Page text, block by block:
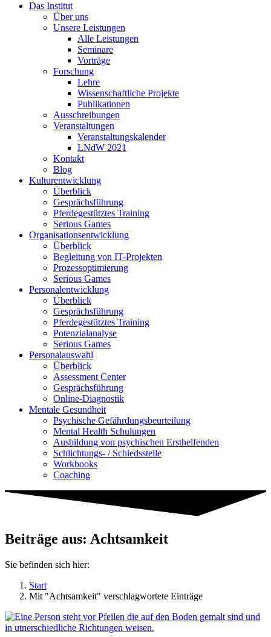
Das Institut
Über uns
Unsere Leistungen
Alle Leistungen
Seminare
Vorträge
Forschung
Lehre
Wissenschaftliche Projekte
Publikationen
Ausschreibungen
Veranstaltungen
Veranstaltungskalender
LNdW 2021
Kontakt
Blog
Kulturentwicklung
Überblick
Gesprächsführung
Pferdegestütztes Training
Serious Games
Organisationsentwicklung
Überblick
Begleitung von IT-Projekten
Prozessoptimierung
Serious Games
Personalentwicklung
Überblick
Gesprächsführung
Pferdegestütztes Training
Potenzialanalyse
Serious Games
Personalauswahl
Überblick
Assessment Center
Gesprächsführung
Online-Diagnostik
Mentale Gesundheit
Psychische Gefährdungs­beurteilung
Mental Health Schulungen
Ausbildung von psychischen Ersthelfenden
Schlichtungs- / Schiedsstelle
Workbooks
Coaching
Beiträge aus: Achtsamkeit
Sie befinden sich hier:
Start
Mit "Achtsamkeit" verschlagwortete Einträge